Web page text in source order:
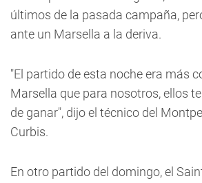
últimos de la pasada campaña,
ante un Marsella a la deriva.
"El partido de esta noche era más
Marsella que para nosotros, ellos
de ganar", dijo el técnico del
Curbis.
En otro partido del domingo, el